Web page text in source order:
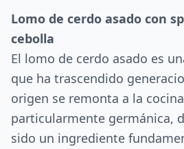
Lomo de cerdo asado con
cebolla
El lomo de cerdo asado es
que ha trascendido
origen se remonta a la
particularmente germánica,
sido un ingrediente